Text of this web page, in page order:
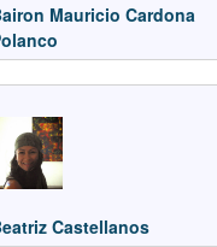
Mauricio Cardona
Castellanos